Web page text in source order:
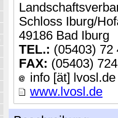
Schloss Iburg/
49186 Bad Iburg
TEL.: (05403) 72
FAX: (05403)
info [ät] lvosl.de
www.lvosl.de